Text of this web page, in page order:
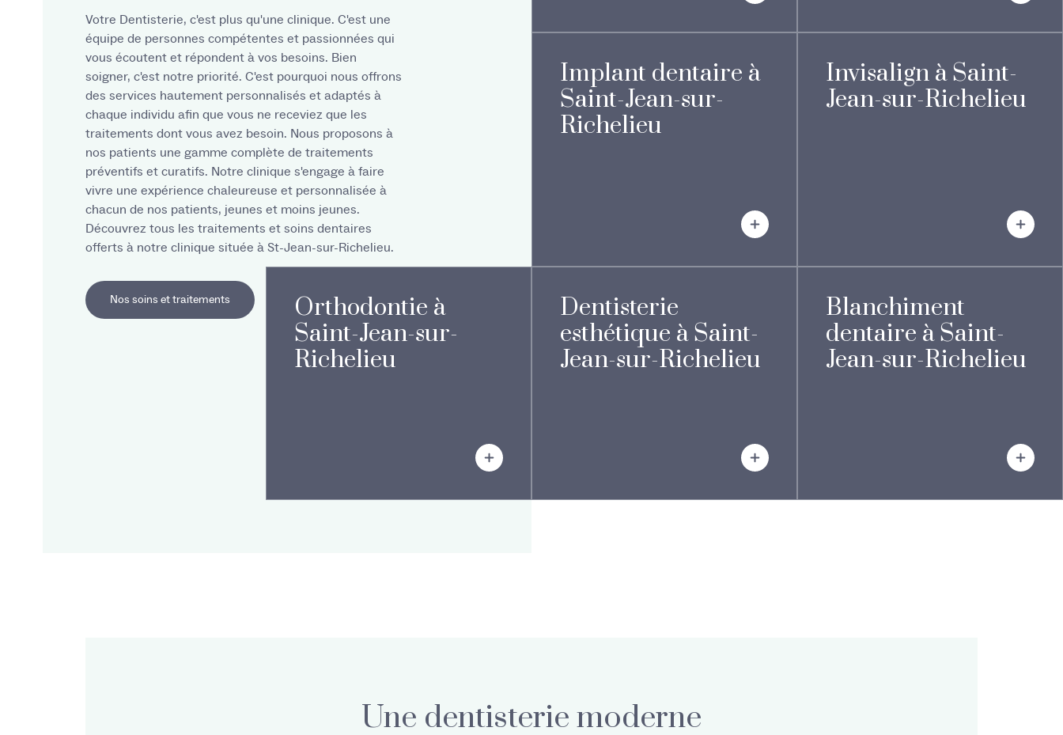
Votre Dentisterie, c'est plus qu'une clinique. C'est une
équipe de personnes compétentes et passionnées qui
vous écoutent et répondent à vos besoins. Bien
soigner, c'est notre priorité. C'est pourquoi nous offrons
des services hautement personnalisés et adaptés à
chaque individu afin que vous ne receviez que les
traitements dont vous avez besoin. Nous proposons à
nos patients une gamme complète de traitements
préventifs et curatifs. Notre clinique s'engage à faire
vivre une expérience chaleureuse et personnalisée à
chacun de nos patients, jeunes et moins jeunes.
Découvrez tous les traitements et soins dentaires
offerts à notre clinique située à St-Jean-sur-Richelieu.
Nos soins et traitements
Implant dentaire à
Saint-Jean-sur-
Richelieu
Invisalign à Saint-
Jean-sur-Richelieu
Orthodontie à
Saint-Jean-sur-
Richelieu
Dentisterie
esthétique à Saint-
Jean-sur-Richelieu
Blanchiment
dentaire à Saint-
Jean-sur-Richelieu
Une dentisterie moderne